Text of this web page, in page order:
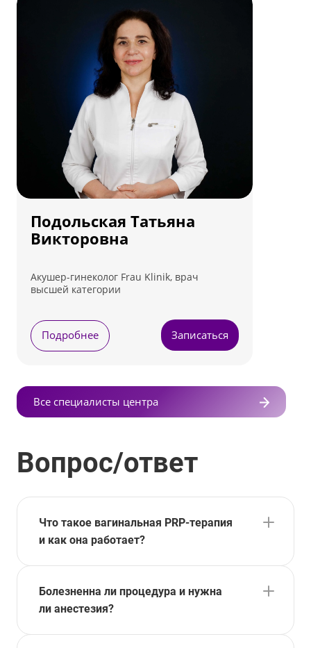
Подольская Татьяна
Викторовна
Акушер-гинеколог Frau Klinik, врач
высшей категории
Подробнее Записаться
Все специалисты центра
Вопрос/ответ
Что такое вагинальная PRP-терапия
и как она работает?
Болезненна ли процедура и нужна
ли анестезия?